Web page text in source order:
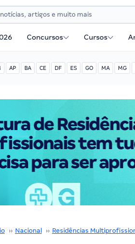
Concursos Cursos
AP BA CE DF ES GO MA MG
›› Nacional ›› Residências